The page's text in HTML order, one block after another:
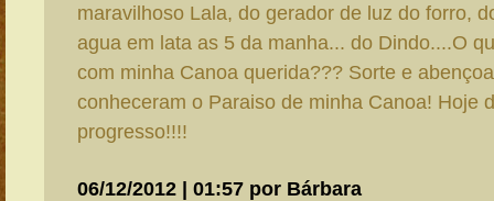
maravilhoso Lala, do gerador de luz do forro,
agua em lata as 5 da manha... do Dindo....O
com minha Canoa querida??? Sorte e
conheceram o Paraiso de minha Canoa! Hoje
progresso!!!!
06/12/2012 | 01:57 por Bárbara